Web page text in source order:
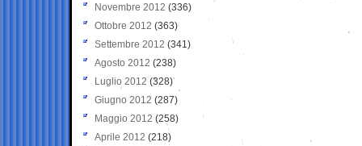
Novembre 2012 (336)
Ottobre 2012 (363)
Settembre 2012 (341)
Agosto 2012 (238)
Luglio 2012 (328)
Giugno 2012 (287)
Maggio 2012 (258)
Aprile 2012 (218)